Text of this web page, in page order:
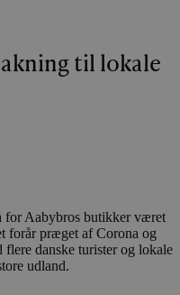
til lokale
for Aabybros butikker været
forår præget af Corona og
flere danske turister og lokale
udland.